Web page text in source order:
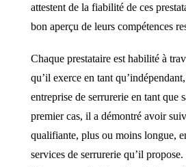
attestent de la fiabilité de ces
bon aperçu de leurs compétences
Chaque prestataire est habilité à
qu’il exerce en tant
entreprise de serrurerie en tant que
premier cas, il a démontré avoir
qualifiante, plus ou moins longue,
services de serrurerie qu’il